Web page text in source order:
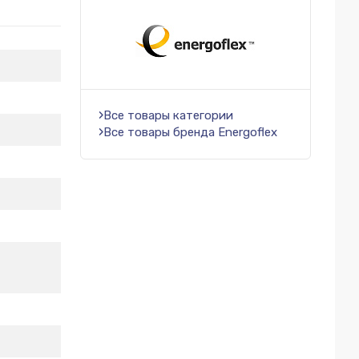
Все товары категории
Все товары бренда Energoflex